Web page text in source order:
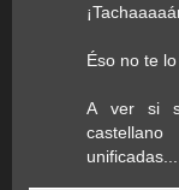
Éso no te
A ver si
unificadas...